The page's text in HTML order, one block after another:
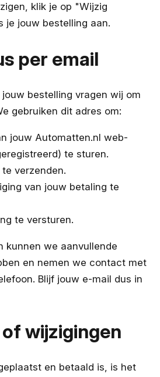
klik je op "Wijzig
je jouw bestelling aan.
per email
bestelling vragen wij om
gebruiken dit adres om:
jouw Automatten.nl web-
te sturen.
verzenden.
van jouw betaling te
te versturen.
kunnen we aanvullende
en nemen we contact met
Blijf jouw e-mail dus in
wijzigingen
en betaald is, is het